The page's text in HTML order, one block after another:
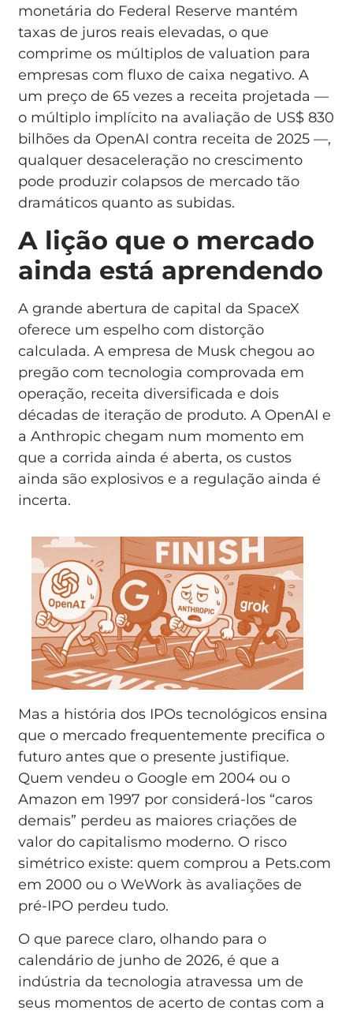
monetária do Federal Reserve mantém
taxas de juros reais elevadas, o que
comprime os múltiplos de valuation para
empresas com fluxo de caixa negativo. A
um preço de 65 vezes a receita projetada —
o múltiplo implícito na avaliação de US$ 830
bilhões da OpenAI contra receita de 2025 —,
qualquer desaceleração no crescimento
pode produzir colapsos de mercado tão
dramáticos quanto as subidas.
A lição que o mercado
ainda está aprendendo
A grande abertura de capital da SpaceX
oferece um espelho com distorção
calculada. A empresa de Musk chegou ao
pregão com tecnologia comprovada em
operação, receita diversificada e dois
décadas de iteração de produto. A OpenAI e
a Anthropic chegam num momento em
que a corrida ainda é aberta, os custos
ainda são explosivos e a regulação ainda é
incerta.
Mas a história dos IPOs tecnológicos ensina
que o mercado frequentemente precifica o
futuro antes que o presente justifique.
Quem vendeu o Google em 2004 ou o
Amazon em 1997 por considerá-los “caros
demais” perdeu as maiores criações de
valor do capitalismo moderno. O risco
simétrico existe: quem comprou a Pets.com
em 2000 ou o WeWork às avaliações de
pré-IPO perdeu tudo.
O que parece claro, olhando para o
calendário de junho de 2026, é que a
indústria da tecnologia atravessa um de
seus momentos de acerto de contas com a